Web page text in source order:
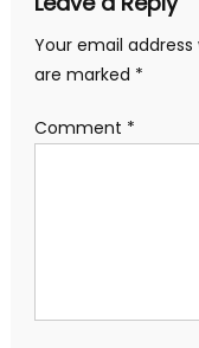
Your email
are marked *
Comment *